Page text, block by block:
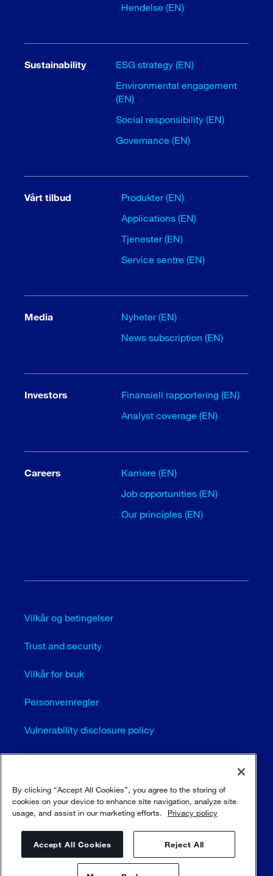
Hendelse (EN)
Sustainability
ESG strategy (EN)
Environmental engagement
(EN)
Social responsibility (EN)
Governance (EN)
Vårt tilbud
Produkter (EN)
Applications (EN)
Tjenester (EN)
Service sentre (EN)
Media
Nyheter (EN)
News subscription (EN)
Investors
Finansiell rapportering (EN)
Analyst coverage (EN)
Careers
Karriere (EN)
Job opportunities (EN)
Our principles (EN)
Vilkår og betingelser
Trust and security
Vilkår for bruk
Personvernregler
Vulnerability disclosure policy
Cookie settings (EN)
Sitemap
© Sulzer Ltd 1996 - 2025
By clicking “Accept All Cookies”, you agree to the storing of
cookies on your device to enhance site navigation, analyze site
usage, and assist in our marketing efforts.
Privacy policy
Accept All Cookies Reject All